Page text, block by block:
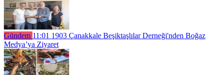
Gündem 11:01 1903 Çanakkale Beşiktaşlılar Derneği'nden Boğaz
Medya’ya Ziyaret